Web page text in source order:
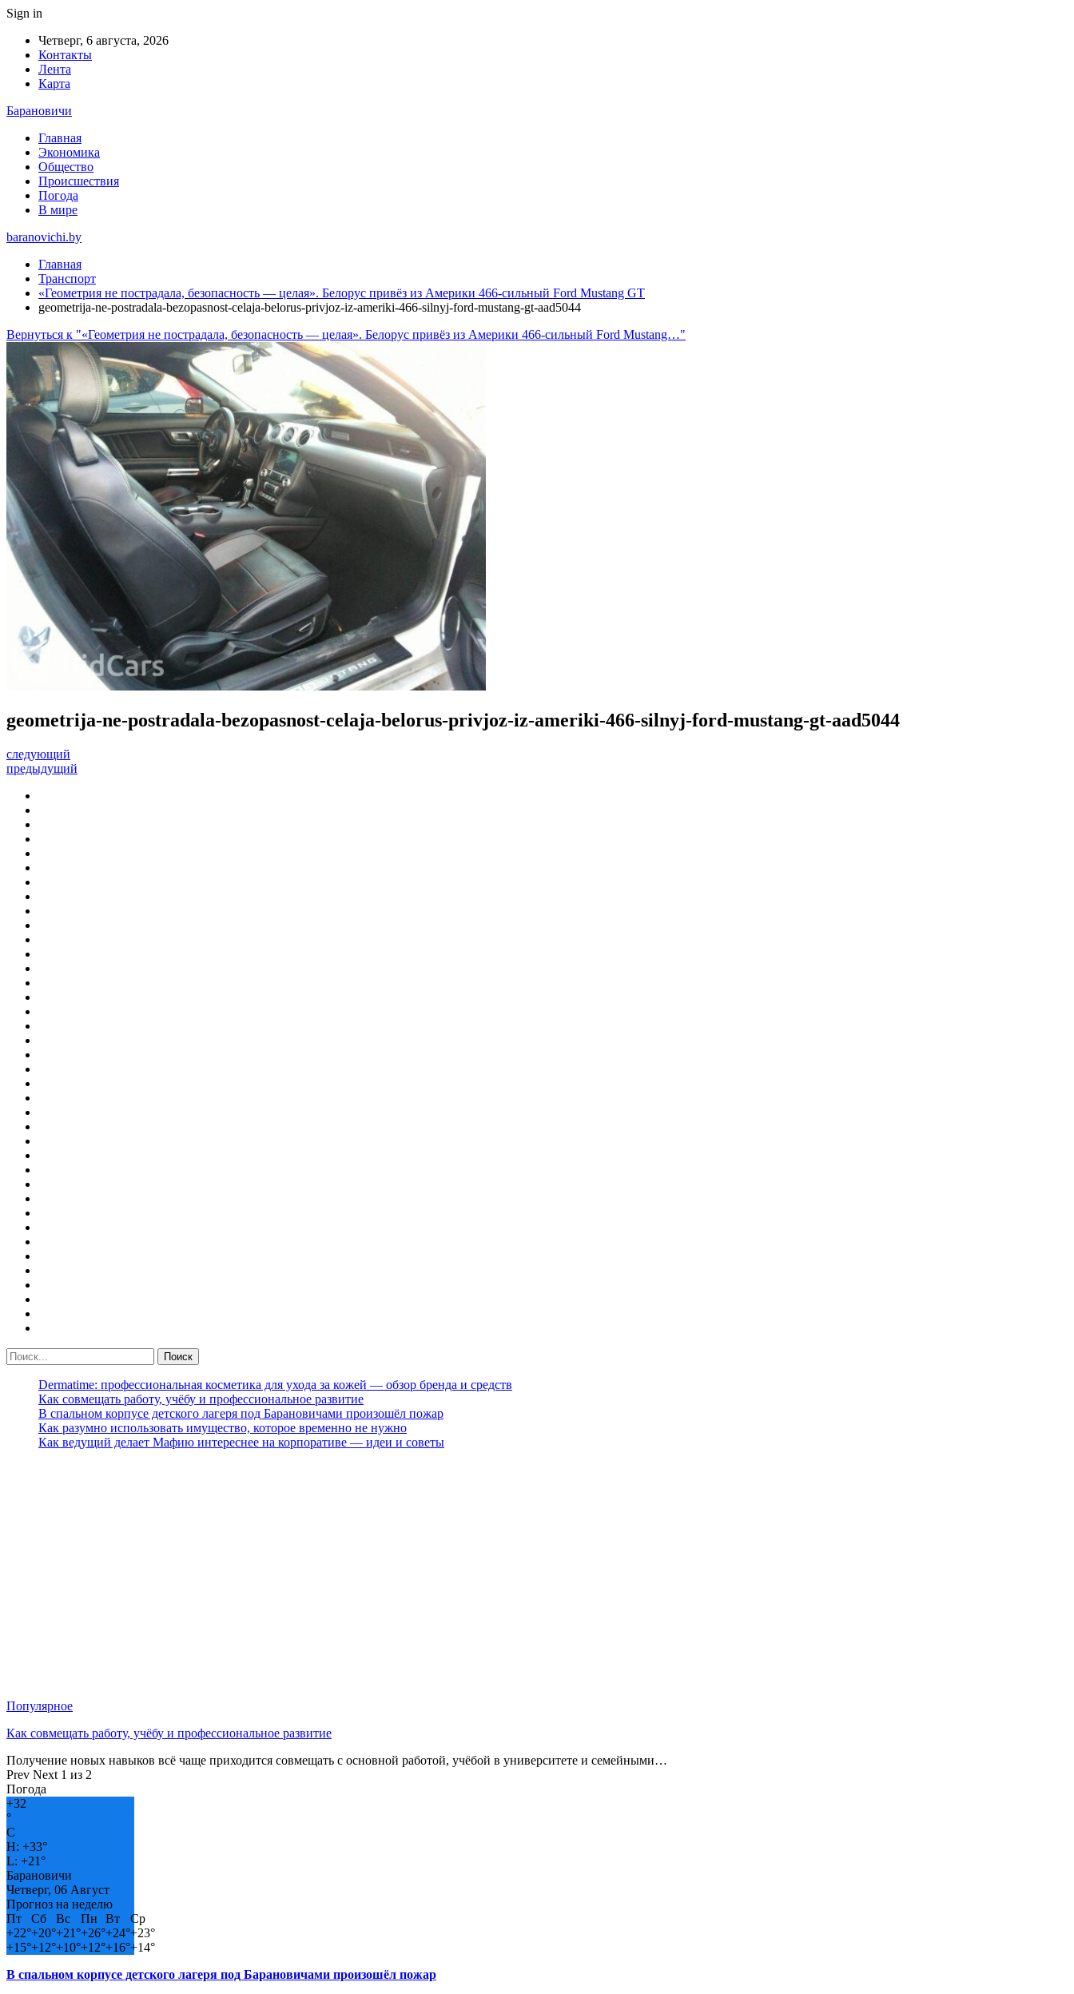
Sign in
Четверг, 6 августа, 2026
Контакты
Лента
Карта
Барановичи
Главная
Экономика
Общество
Происшествия
Погода
В мире
baranovichi.by
Главная
Транспорт
«Геометрия не пострадала, безопасность — целая». Белорус привёз из Америки 466-сильный Ford Mustang GT
geometrija-ne-postradala-bezopasnost-celaja-belorus-privjoz-iz-ameriki-466-silnyj-ford-mustang-gt-aad5044
Вернуться к "«Геометрия не пострадала, безопасность — целая». Белорус привёз из Америки 466-сильный Ford Mustang…"
geometrija-ne-postradala-bezopasnost-celaja-belorus-privjoz-iz-ameriki-466-silnyj-ford-mustang-gt-aad5044
следующий
предыдущий
Dermatime: профессиональная косметика для ухода за кожей — обзор бренда и средств
Как совмещать работу, учёбу и профессиональное развитие
В спальном корпусе детского лагеря под Барановичами произошёл пожар
Как разумно использовать имущество, которое временно не нужно
Как ведущий делает Мафию интереснее на корпоративе — идеи и советы
Популярное
Как совмещать работу, учёбу и профессиональное развитие
Получение новых навыков всё чаще приходится совмещать с основной работой, учёбой в университете и семейными…
Prev Next 1 из 2
Погода
+32
°
C
H: +33°
L: +21°
Барановичи
Четверг, 06 Август
Прогноз на неделю
Пт
Сб Вс Пн Вт
Ср
+22°+20°+21°+26°+24°+23°
+15°+12°+10°+12°+16°+14°
В спальном корпусе детского лагеря под Барановичами произошёл пожар